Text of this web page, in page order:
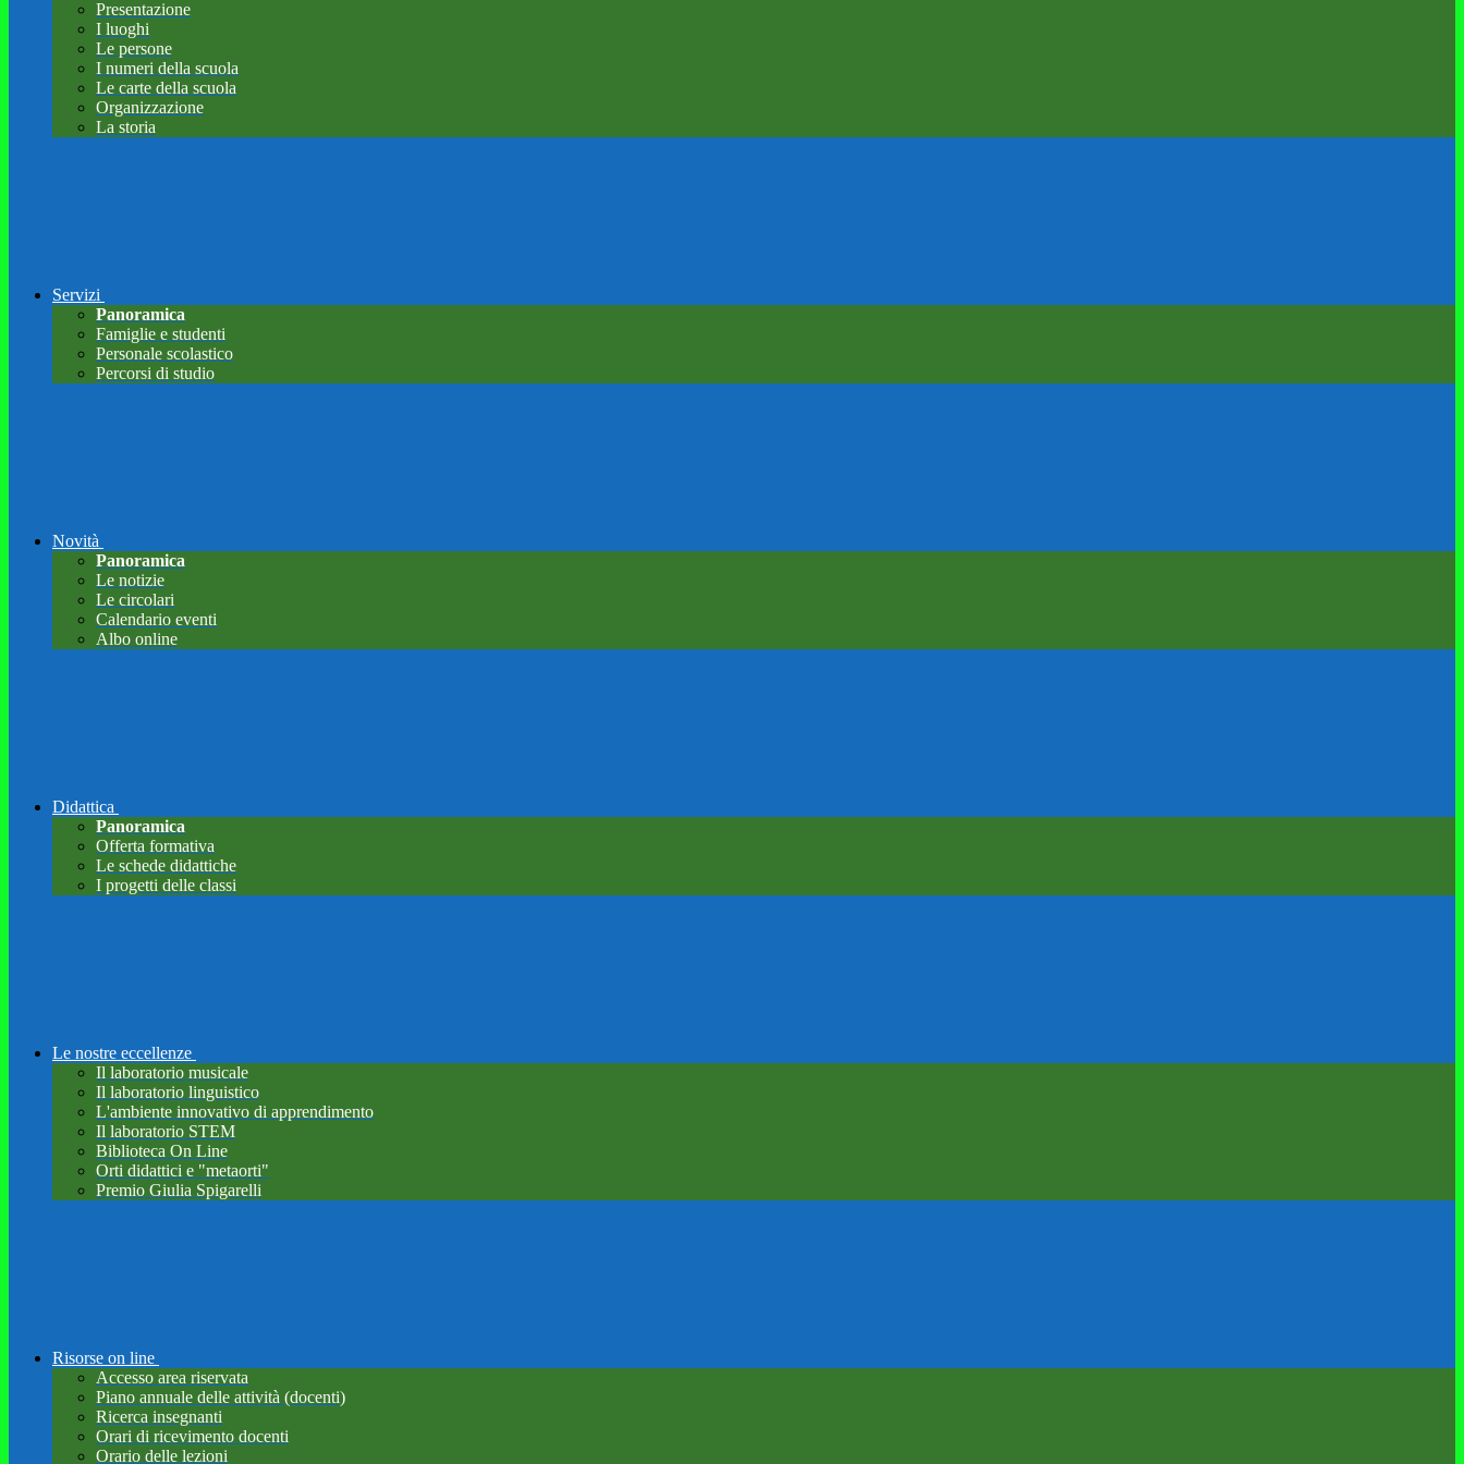
Presentazione
I luoghi
Le persone
I numeri della scuola
Le carte della scuola
Organizzazione
La storia
Servizi
Panoramica
Famiglie e studenti
Personale scolastico
Percorsi di studio
Novità
Panoramica
Le notizie
Le circolari
Calendario eventi
Albo online
Didattica
Panoramica
Offerta formativa
Le schede didattiche
I progetti delle classi
Le nostre eccellenze
Il laboratorio musicale
Il laboratorio linguistico
L'ambiente innovativo di apprendimento
Il laboratorio STEM
Biblioteca On Line
Orti didattici e "metaorti"
Premio Giulia Spigarelli
Risorse on line
Accesso area riservata
Piano annuale delle attività (docenti)
Ricerca insegnanti
Orari di ricevimento docenti
Orario delle lezioni